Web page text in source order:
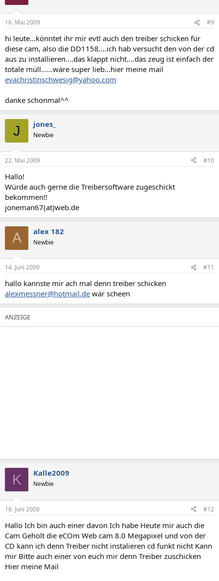
16. Mai 2009 #9
hi leute...könntet ihr mir evtl auch den treiber schicken für
diese cam, also die DD1158....ich hab versucht den von der cd
aus zu installieren....das klappt nicht....das zeug ist einfach der
totale müll......wäre super lieb...hier meine mail
evachristinschwesig@yahoo.com
danke schonmal^^
J jones_
Newbie
22. Mai 2009 #10
Hallo!
Würde auch gerne die Treibersoftware zugeschickt
bekommen!!
joneman67(at)web.de
A alex 182
Newbie
14. Juni 2009 #11
hallo kannste mir ach mal denn treiber schicken
alexmessner@hotmail.de wär scheen
K Kalle2009
Newbie
16. Juni 2009 #12
Hallo Ich bin auch einer davon Ich habe Heute mir auch die
Cam Geholt die eCOm Web cam 8.0 Megapixel und von der
CD kann ich denn Treiber nicht instalieren cd funkt nicht Kann
mir Bitte auch einer von euch mir denn Treiber zuschicken
Hier meine Mail